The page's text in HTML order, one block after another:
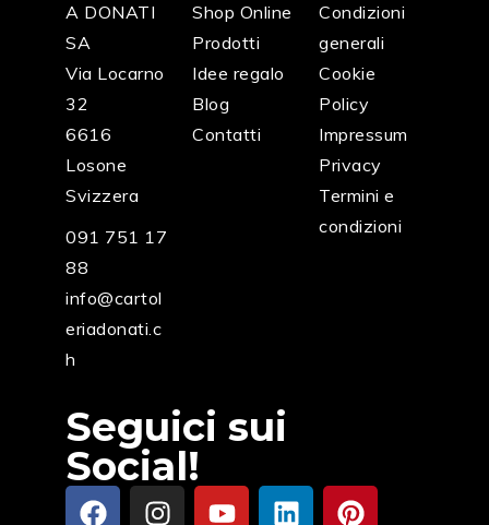
A DONATI
SA
Via Locarno
32
6616
Losone
Svizzera
091 751 17
88
info@cartol
eriadonati.c
h
Shop Online
Prodotti
Idee regalo
Blog
Contatti
Condizioni
generali
Cookie
Policy
Impressum
Privacy
Termini e
condizioni
Seguici sui
Social!